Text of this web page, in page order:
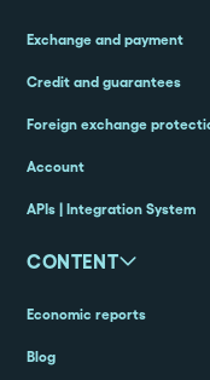
Exchange and payment
Credit and guarantees
Foreign exchange
Account
APIs | Integration System
CONTENT
Economic reports
Blog